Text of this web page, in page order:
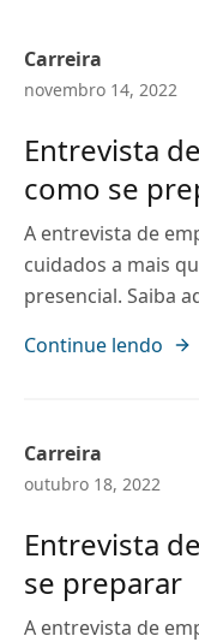
Carreira
novembro 14, 2022
Entrevista
como se
A entrevista de
cuidados a mais
presencial. Saiba
Continue lendo
Carreira
outubro 18, 2022
Entrevista
se preparar
A entrevista de